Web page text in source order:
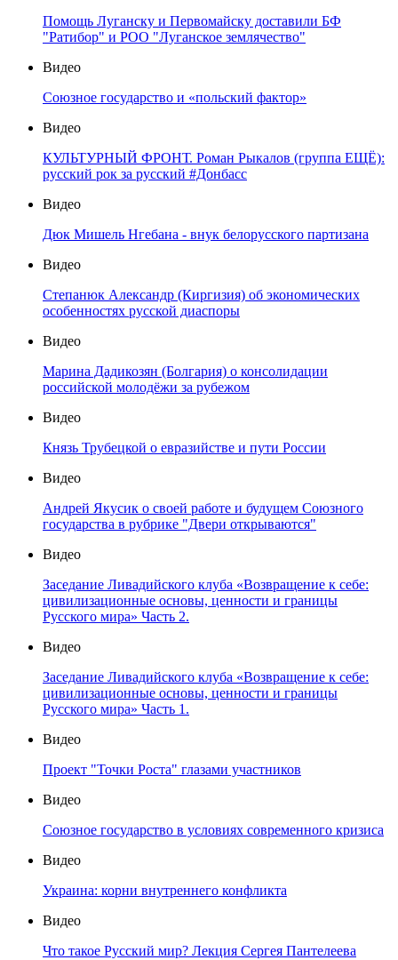
Помощь Луганску и Первомайску доставили БФ
"Ратибор" и РОО "Луганское землячество"
Видео
Союзное государство и «польский фактор»
Видео
КУЛЬТУРНЫЙ ФРОНТ. Роман Рыкалов (группа ЕЩЁ):
русский рок за русский #Донбасс
Видео
Дюк Мишель Нгебана - внук белорусского партизана
Видео
Степанюк Александр (Киргизия) об экономических
особенностях русской диаспоры
Видео
Марина Дадикозян (Болгария) о консолидации
российской молодёжи за рубежом
Видео
Князь Трубецкой о евразийстве и пути России
Видео
Андрей Якусик о своей работе и будущем Союзного
государства в рубрике "Двери открываются"
Видео
Заседание Ливадийского клуба «Возвращение к себе:
цивилизационные основы, ценности и границы
Русского мира» Часть 2.
Видео
Заседание Ливадийского клуба «Возвращение к себе:
цивилизационные основы, ценности и границы
Русского мира» Часть 1.
Видео
Проект "Точки Роста" глазами участников
Видео
Союзное государство в условиях современного кризиса
Видео
Украина: корни внутреннего конфликта
Видео
Что такое Русский мир? Лекция Сергея Пантелеева